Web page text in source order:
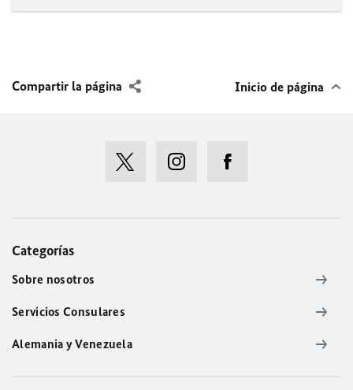
Compartir la página Inicio de página
Categorías
Sobre nosotros
Servicios Consulares
Alemania y Venezuela